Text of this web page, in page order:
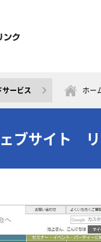
ービス ホー
ブサイト